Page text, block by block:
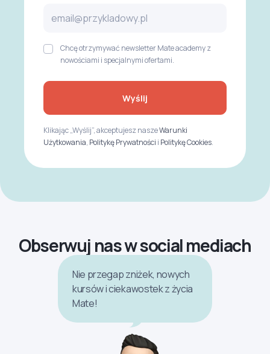
Chcę otrzymywać newsletter Mate academy z
nowościami i specjalnymi ofertami.
Wyślij
Klikając „Wyślij”, akceptujesz naszeWarunki
Użytkowania, Politykę Prywatności i Politykę Cookies.
Obserwuj nas w social mediach
Nie przegap zniżek, nowych
kursów i ciekawostek z życia
Mate!